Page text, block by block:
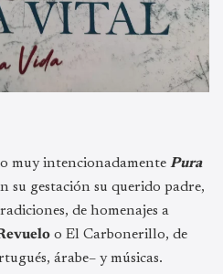
muy intencionadamente Pura
su gestación su querido padre,
de homenajes a
o El Carbonerillo, de
árabe– y músicas.